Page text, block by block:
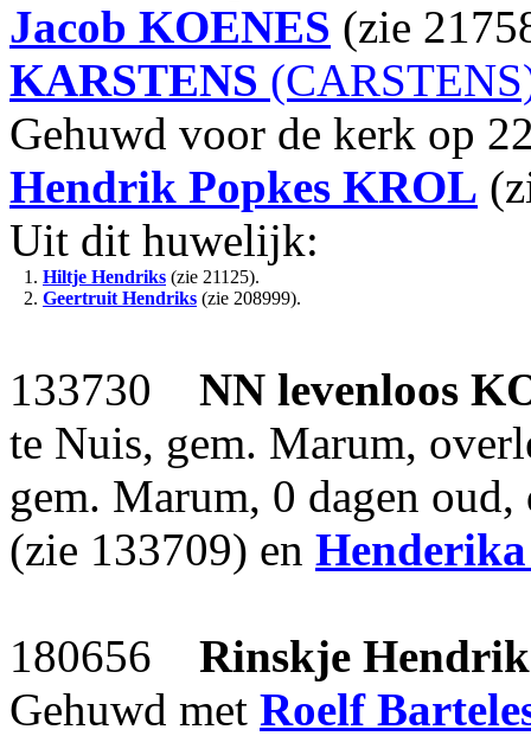
Jacob KOENES (zie
KARSTENS
Gehuwd voor de kerk op
Hendrik Popkes KROL
Uit dit huwelijk:
1. Hiltje Hendriks (zie 21125).
2. Geertruit Hendriks (zie 208999).
133730 NN levenloos
te Nuis, gem. Marum,
gem. Marum, 0 dagen
(zie 133709) en
180656 Rinskje
Gehuwd met Roelf